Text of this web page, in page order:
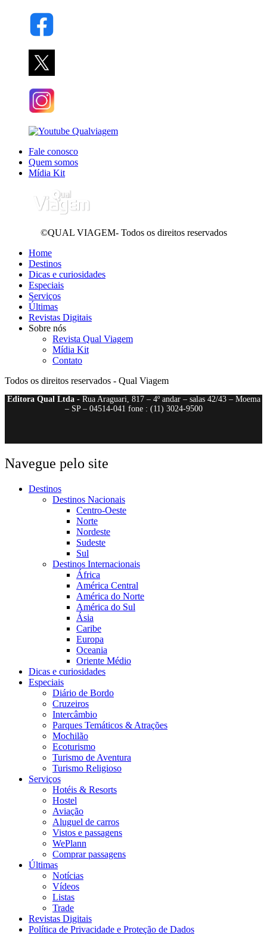
Fale conosco
Quem somos
Mídia Kit
©QUAL VIAGEM- Todos os direitos reservados
Home
Destinos
Dicas e curiosidades
Especiais
Serviços
Últimas
Revistas Digitais
Sobre nós
Revista Qual Viagem
Mídia Kit
Contato
Todos os direitos reservados - Qual Viagem
Editora Qual Ltda- Rua Araguari, 817 – 4º andar – salas 42/43 – Moema
– SP – 04514-041 fone : (11) 3024-9500
Navegue pelo site
Destinos
Destinos Nacionais
Centro-Oeste
Norte
Nordeste
Sudeste
Sul
Destinos Internacionais
África
América Central
América do Norte
América do Sul
Ásia
Caribe
Europa
Oceania
Oriente Médio
Dicas e curiosidades
Especiais
Diário de Bordo
Cruzeiros
Intercâmbio
Parques Temáticos & Atrações
Mochilão
Ecoturismo
Turismo de Aventura
Turismo Religioso
Serviços
Hotéis & Resorts
Hostel
Aviação
Aluguel de carros
Vistos e passagens
WePlann
Comprar passagens
Últimas
Notícias
Vídeos
Listas
Trade
Revistas Digitais
Política de Privacidade e Proteção de Dados